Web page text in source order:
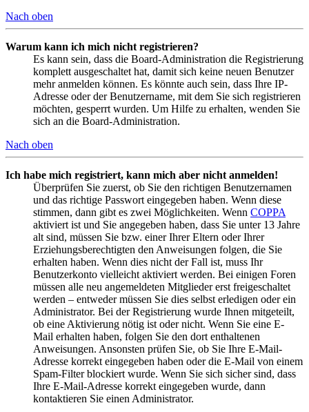
Nach oben
Warum kann ich mich nicht registrieren?
Es kann sein, dass die Board-Administration die Registrierung
komplett ausgeschaltet hat, damit sich keine neuen Benutzer
mehr anmelden können. Es könnte auch sein, dass Ihre IP-
Adresse oder der Benutzername, mit dem Sie sich registrieren
möchten, gesperrt wurden. Um Hilfe zu erhalten, wenden Sie
sich an die Board-Administration.
Nach oben
Ich habe mich registriert, kann mich aber nicht anmelden!
Überprüfen Sie zuerst, ob Sie den richtigen Benutzernamen
und das richtige Passwort eingegeben haben. Wenn diese
stimmen, dann gibt es zwei Möglichkeiten. Wenn COPPA
aktiviert ist und Sie angegeben haben, dass Sie unter 13 Jahre
alt sind, müssen Sie bzw. einer Ihrer Eltern oder Ihrer
Erziehungsberechtigten den Anweisungen folgen, die Sie
erhalten haben. Wenn dies nicht der Fall ist, muss Ihr
Benutzerkonto vielleicht aktiviert werden. Bei einigen Foren
müssen alle neu angemeldeten Mitglieder erst freigeschaltet
werden – entweder müssen Sie dies selbst erledigen oder ein
Administrator. Bei der Registrierung wurde Ihnen mitgeteilt,
ob eine Aktivierung nötig ist oder nicht. Wenn Sie eine E-
Mail erhalten haben, folgen Sie den dort enthaltenen
Anweisungen. Ansonsten prüfen Sie, ob Sie Ihre E-Mail-
Adresse korrekt eingegeben haben oder die E-Mail von einem
Spam-Filter blockiert wurde. Wenn Sie sich sicher sind, dass
Ihre E-Mail-Adresse korrekt eingegeben wurde, dann
kontaktieren Sie einen Administrator.